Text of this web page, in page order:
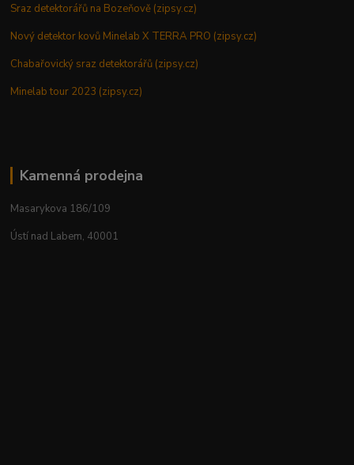
Sraz detektorářů na Bozeňově (zipsy.cz)
Nový detektor kovů Minelab X TERRA PRO (zipsy.cz)
Chabařovický sraz detektorářů (zipsy.cz)
Minelab tour 2023 (zipsy.cz)
Kamenná prodejna
Masarykova 186/109
Ústí nad Labem, 40001